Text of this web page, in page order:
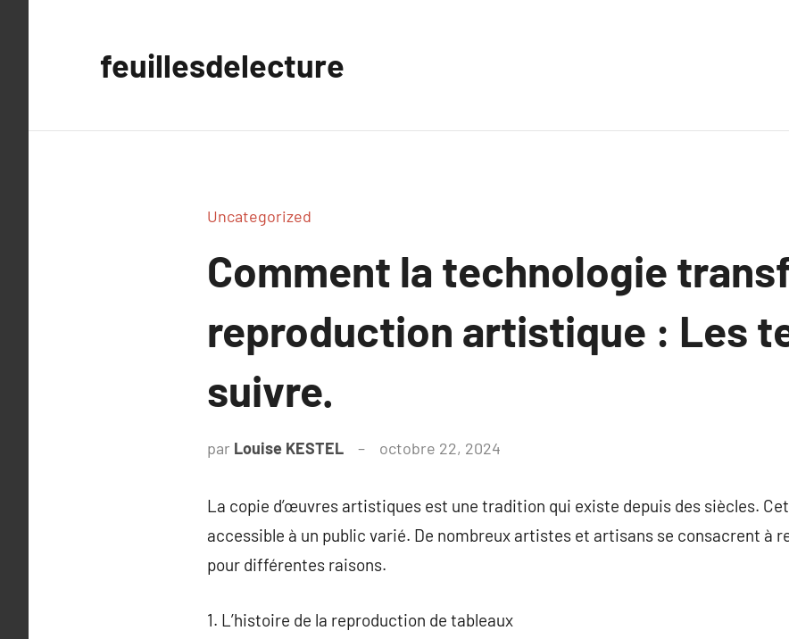
feuillesdelecture
Uncategorized
Comment la technologie
reproduction artistique : Les
suivre.
par Louise KESTEL octobre 22, 2024
La copie d’œuvres artistiques est une tradition qui existe depuis des siècles.
accessible à un public varié. De nombreux artistes et artisans se consacrent à
pour différentes raisons.
1. L’histoire de la reproduction de tableaux